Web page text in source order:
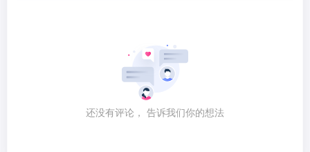
还没有评论， 告诉我们你的想法